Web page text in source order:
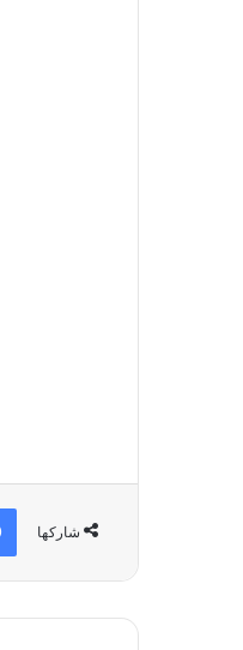
شاركها